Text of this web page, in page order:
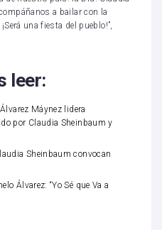
a bailar con la
una fiesta del pueblo!”,
leer:
Máynez lidera
por Claudia Sheinbaum y
Sheinbaum convocan
Álvarez: “Yo Sé que Va a